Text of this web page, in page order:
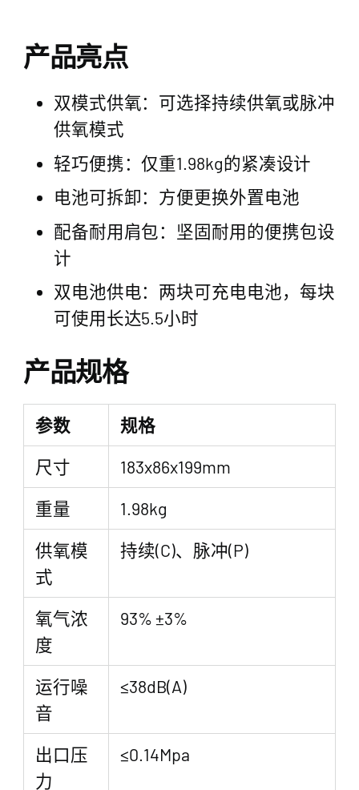
产品亮点
双模式供氧：可选择持续供氧或脉冲
供氧模式
轻巧便携：仅重1.98kg的紧凑设计
电池可拆卸：方便更换外置电池
配备耐用肩包：坚固耐用的便携包设
计
双电池供电：两块可充电电池，每块
可使用长达5.5小时
产品规格
参数
规格
尺寸
183x86x199mm
重量
1.98kg
供氧模
式
持续(C)、脉冲(P)
氧气浓
度
93% ±3%
运行噪
音
≤38dB(A)
出口压
力
≤0.14Mpa